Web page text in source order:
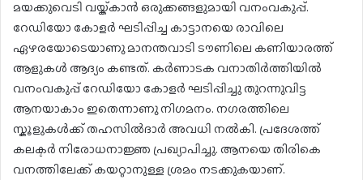
മയക്കുവെടി വയ്ക്കാന്‍ ഒരുക്കങ്ങളുമായി വനംവകുപ്പ്.
റേഡിയോ കോളര്‍ ഘടിപ്പിച്ച കാട്ടാനയെ രാവിലെ
ഏഴരയോടെയാണു മാനന്തവാടി ടൗണിലെ കണിയാരത്ത്‍
ആളുകള്‍ ആദ്യം കണ്ടത്. കര്‍ണാടക വനാതിര്‍ത്തിയില്‍
വനംവകുപ്പ് റേഡിയോ കോളര്‍ ഘടിപ്പിച്ചു തുറന്നുവിട്ട
ആനയാകാം ഇതെന്നാണു നിഗമനം. നഗരത്തിലെ
സ്കൂളുകള്‍ക്ക് തഹസില്‍ദാര്‍‍ അവധി നല്‍കി. പ്രദേശത്ത്
കലക്ടര്‍ നിരോധനാജ്ഞ പ്രഖ്യാപിച്ചു. ആനയെ തിരികെ
വനത്തിലേക്ക് കയറ്റാനുള്ള ശ്രമം നടക്കുകയാണ്.